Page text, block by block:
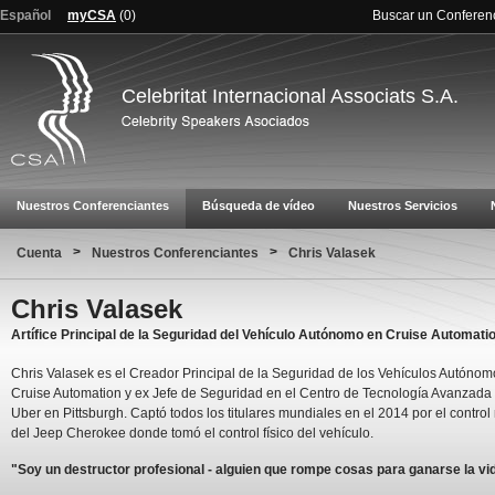
Español myCSA (0) Buscar un
Celebritat Internacional Associats S.A.
Nuestros Conferenciantes Búsqueda de vídeo Nuestros Servicios
Cuenta > Nuestros Conferenciantes > Chris Valasek
Chris Valasek
Artífice Principal de la Seguridad del Vehículo Autónomo en Cruise
Chris Valasek es el Creador Principal de la Seguridad de los Vehículos
Cruise Automation y ex Jefe de Seguridad en el Centro de Tecnología Avanzada
Uber en Pittsburgh. Captó todos los titulares mundiales en el 2014 por el control
del Jeep Cherokee donde tomó el control físico del vehículo.
"Soy un destructor profesional - alguien que rompe cosas para ganarse la